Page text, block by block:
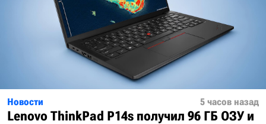
Новости 5 часов назад
Lenovo ThinkPad P14s получил 96 ГБ ОЗУ и